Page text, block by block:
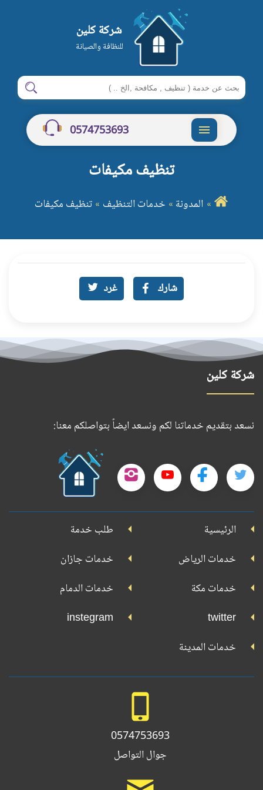
شركة كلين
للنظافة والصيانة
ابحث
في
شركة
كلين
ابحث
0574753693
تنظيف مكيفات
المدونة خدمات التنظيف تنظيف مكيفات
شارك غرد
شركة كلين
نسعد بتقديم خدماتنا لكم ونسعد ايضاً بتواصلكم معنا:
تابعنا
تويتر
تابعنا
تابعنا
تابعنا
إنستجرام
جوجل
الرئيسية
طلب خدمة
خدمات الرياض
خدمات جازان
خدمات مكة
خدمات الدمام
twitter
instegram
خدمات المدينة
0574753693
جوال التواصل